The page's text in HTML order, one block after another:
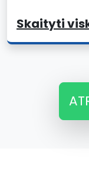
Skaityti